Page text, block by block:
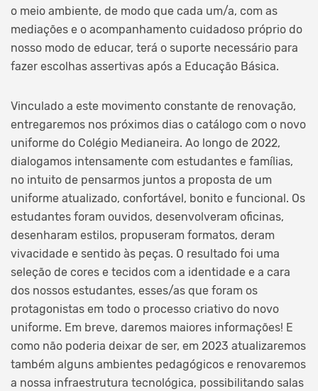
o meio ambiente, de modo que cada um/a, com as
mediações e o acompanhamento cuidadoso próprio do
nosso modo de educar, terá o suporte necessário para
fazer escolhas assertivas após a Educação Básica.
Vinculado a este movimento constante de renovação,
entregaremos nos próximos dias o catálogo com o novo
uniforme do Colégio Medianeira. Ao longo de 2022,
dialogamos intensamente com estudantes e famílias,
no intuito de pensarmos juntos a proposta de um
uniforme atualizado, confortável, bonito e funcional. Os
estudantes foram ouvidos, desenvolveram oficinas,
desenharam estilos, propuseram formatos, deram
vivacidade e sentido às peças. O resultado foi uma
seleção de cores e tecidos com a identidade e a cara
dos nossos estudantes, esses/as que foram os
protagonistas em todo o processo criativo do novo
uniforme. Em breve, daremos maiores informações! E
como não poderia deixar de ser, em 2023 atualizaremos
também alguns ambientes pedagógicos e renovaremos
a nossa infraestrutura tecnológica, possibilitando salas